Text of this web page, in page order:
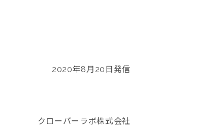
2020年8月20日発信
クローバーラボ株式会社